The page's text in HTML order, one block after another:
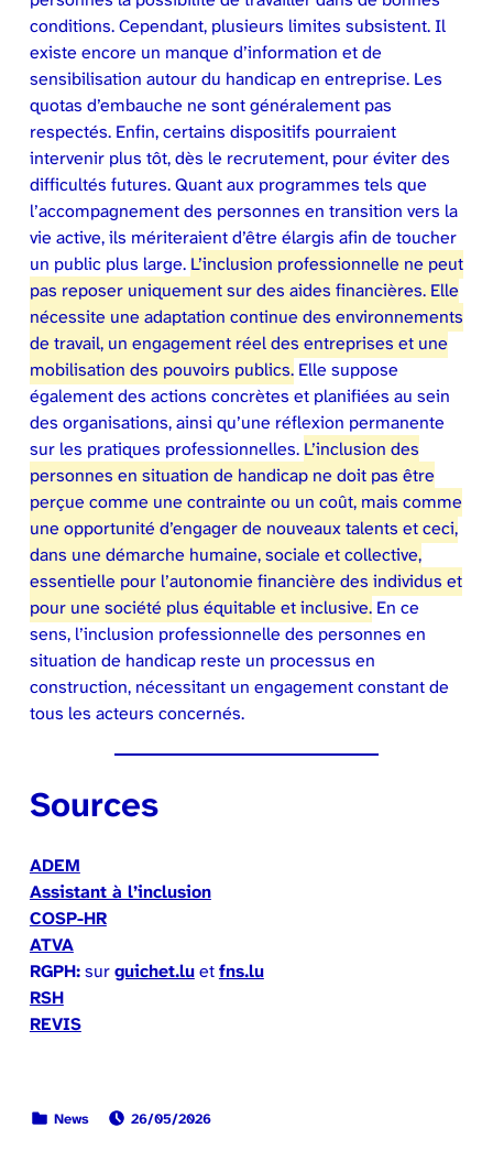
conditions. Cependant, plusieurs limites subsistent. Il
existe encore un manque d’information et de
sensibilisation autour du handicap en entreprise. Les
quotas d’embauche ne sont généralement pas
respectés. Enfin, certains dispositifs pourraient
intervenir plus tôt, dès le recrutement, pour éviter des
difficultés futures. Quant aux programmes tels que
l’accompagnement des personnes en transition vers la
vie active, ils mériteraient d’être élargis afin de toucher
un public plus large. L’inclusion professionnelle ne peut
pas reposer uniquement sur des aides financières. Elle
nécessite une adaptation continue des environnements
de travail, un engagement réel des entreprises et une
mobilisation des pouvoirs publics.Elle suppose
également des actions concrètes et planifiées au sein
des organisations, ainsi qu’une réflexion permanente
sur les pratiques professionnelles. L’inclusion des
personnes en situation de handicap ne doit pas être
perçue comme une contrainte ou un coût, mais comme
une opportunité d’engager de nouveaux talents et ceci,
dans une démarche humaine, sociale et collective,
essentielle pour l’autonomie financière des individus et
pour une société plus équitable et inclusive.En ce
sens, l’inclusion professionnelle des personnes en
situation de handicap reste un processus en
construction, nécessitant un engagement constant de
tous les acteurs concernés.
Sources
ADEM
Assistant à l’inclusion
COSP-HR
ATVA
RGPH:surguichet.luetfns.lu
RSH
REVIS
CATÉGORISÉ DANS :News 26/05/2026